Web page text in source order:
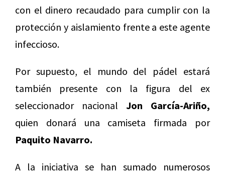
con el dinero recaudado para cumplir con la
protección y aislamiento frente a este agente
infeccioso.
Por supuesto, el mundo del pádel estará
también presente con la figura del ex
seleccionador nacional Jon García-Ariño,
quien donará una camiseta firmada por
Paquito Navarro.
A la iniciativa se han sumado numerosos